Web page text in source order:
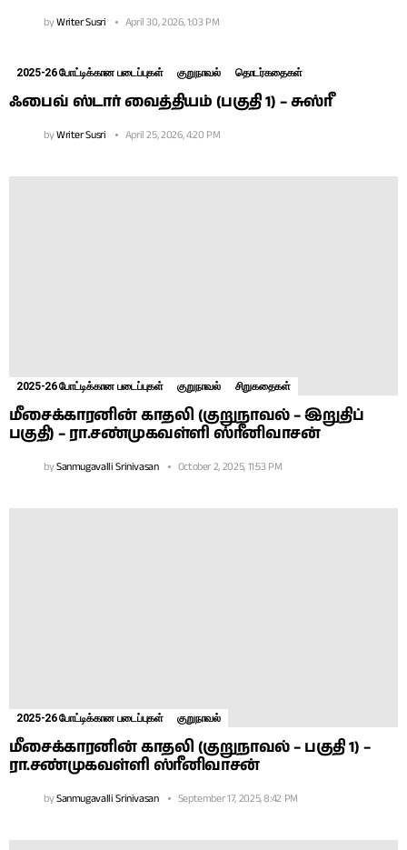
byWriter Susri April 30, 2026, 1:03 PM
2025-26 போட்டிக்கான படைப்புகள் குறுநாவல் தொடர்கதைகள்
ஃபைவ் ஸ்டார் வைத்தியம் (பகுதி 1) – சுஸ்ரீ
byWriter Susri April 25, 2026, 4:20 PM
2025-26 போட்டிக்கான படைப்புகள் குறுநாவல் சிறுகதைகள்
மீசைக்காரனின் காதலி (குறுநாவல் – இறுதிப்
பகுதி) – ரா.சண்முகவள்ளி ஸ்ரீனிவாசன்
bySanmugavalli Srinivasan October 2, 2025, 11:53 PM
2025-26 போட்டிக்கான படைப்புகள் குறுநாவல்
மீசைக்காரனின் காதலி (குறுநாவல் – பகுதி 1) –
ரா.சண்முகவள்ளி ஸ்ரீனிவாசன்
bySanmugavalli Srinivasan September 17, 2025, 8:42 PM